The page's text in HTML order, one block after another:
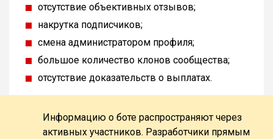
отсутствие объективных отзывов;
накрутка подписчиков;
смена администратором профиля;
большое количество клонов сообщества;
отсутствие доказательств о выплатах.
Информацию о боте распространяют через
активных участников. Разработчики прямым